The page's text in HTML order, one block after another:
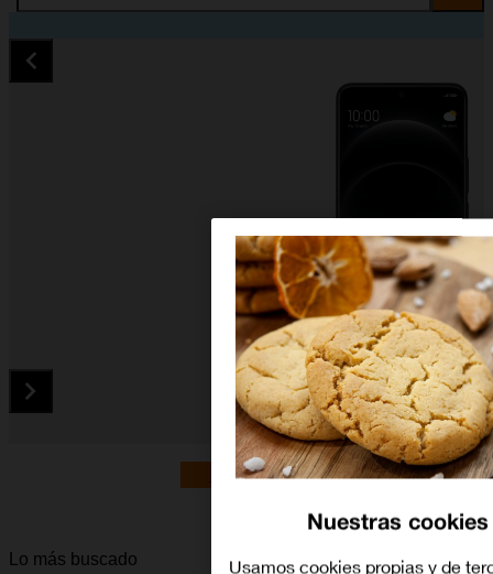
Diapositiva 1 de 5. Xiaomi 14 Ultra - Black - imagen 1
Lo quiero
Lo más buscado
Nuestras cookies
Usamos cookies propias y de